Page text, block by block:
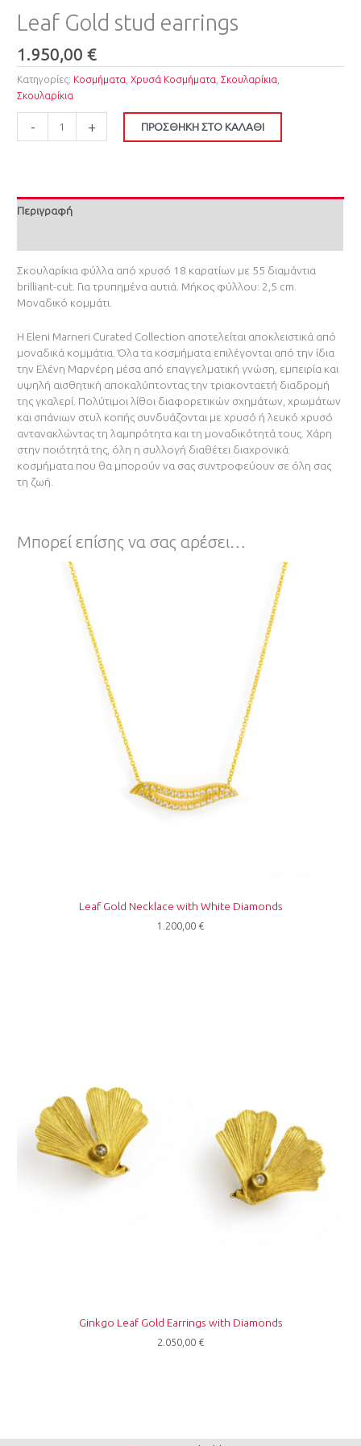
Leaf Gold stud earrings
1.950,00€
Κατηγορίες: Κοσμήματα ,Χρυσά Κοσμήματα ,Σκουλαρίκια
Σκουλαρίκια
- + ΠΡΟΣΘΉΚΗ ΣΤΟ ΚΑΛΆΘΙ
Περιγραφή
Σκουλαρίκια φύλλα από χρυσό 18 καρατίων με 55 διαμάντια
brilliant-cut. Για τρυπημένα αυτιά. Μήκος φύλλου: 2,5 cm.
Μοναδικό κομμάτι.
Η Eleni Marneri Curated Collection αποτελείται αποκλειστικά από
μοναδικά κομμάτια. Όλα τα κοσμήματα επιλέγονται από την ίδια
την Ελένη Μαρνέρη μέσα από επαγγελματική γνώση, εμπειρία και
υψηλή αισθητική αποκαλύπτοντας την τριακονταετή διαδρομή
της γκαλερί. Πολύτιμοι λίθοι διαφορετικών σχημάτων, χρωμάτων
και σπάνιων στυλ κοπής συνδυάζονται με χρυσό ή λευκό χρυσό
αντανακλώντας τη λαμπρότητα και τη μοναδικότητά τους. Χάρη
στην ποιότητά της, όλη η συλλογή διαθέτει διαχρονικά
κοσμήματα που θα μπορούν να σας συντροφεύουν σε όλη σας
τη ζωή.
Μπορεί επίσης να σας αρέσει…
Leaf Gold Necklace with White Diamonds
1.200,00 €
Ginkgo Leaf Gold Earrings with Diamonds
2.050,00 €